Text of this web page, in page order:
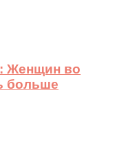
Женщин во
больше